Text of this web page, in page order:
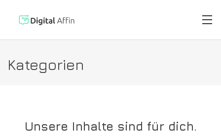
Neuste Artikel
Kategorien
Unsere Inhalte sind für dich.